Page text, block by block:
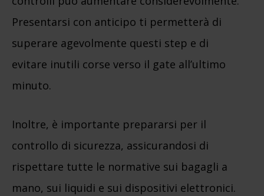
Presentarsi con anticipo ti permetterà di
superare agevolmente questi step e di
evitare inutili corse verso il gate all’ultimo
minuto.
Inoltre, è importante prepararsi per il
controllo di sicurezza, assicurandosi di
rispettare tutte le normative sui bagagli a
mano, sui liquidi e sui dispositivi elettronici.